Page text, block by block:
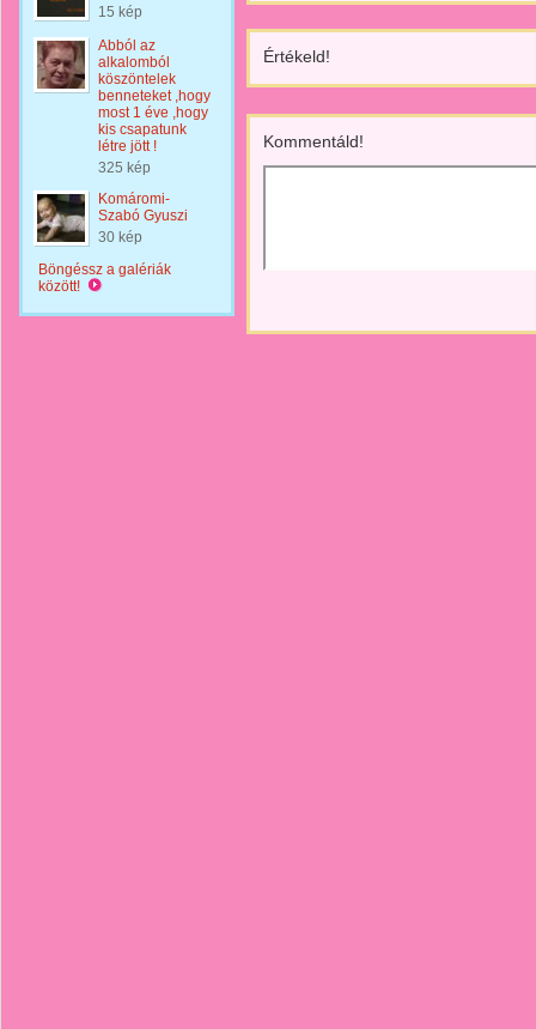
15 kép
Abból az
alkalomból
köszöntelek
benneteket ,hogy
most 1 éve ,hogy
kis csapatunk
létre jött !
325 kép
Komáromi-
Szabó Gyuszi
30 kép
Böngéssz a galériák
között!
Értékeld!
Kommentáld!